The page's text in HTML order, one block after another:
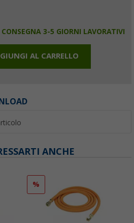
3-5 GIORNI LAVORATIVI
AL CARRELLO
ANCHE
%